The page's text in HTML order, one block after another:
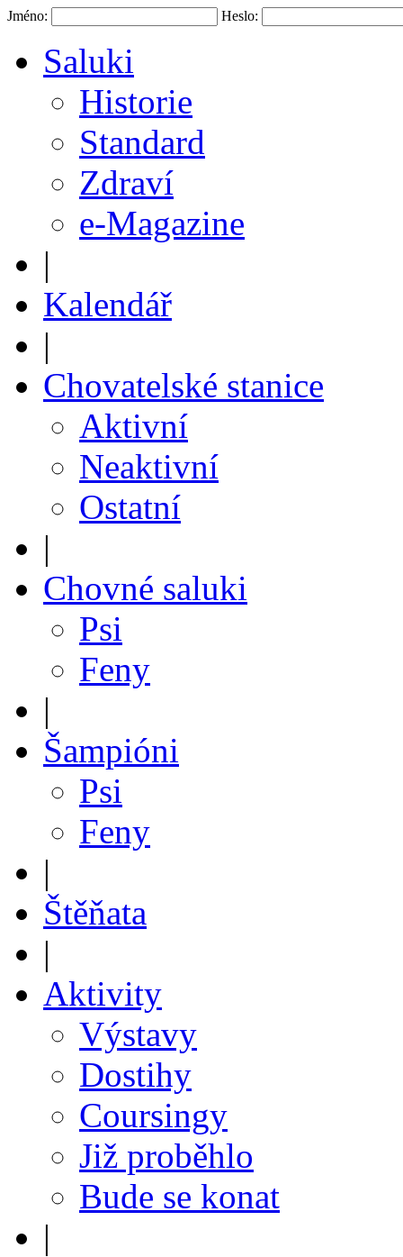
Jméno: Heslo:
Saluki
Historie
Standard
Zdraví
e-Magazine
|
Kalendář
|
Chovatelské stanice
Aktivní
Neaktivní
Ostatní
|
Chovné saluki
Psi
Feny
|
Šampióni
Psi
Feny
|
Štěňata
|
Aktivity
Výstavy
Dostihy
Coursingy
Již proběhlo
Bude se konat
|